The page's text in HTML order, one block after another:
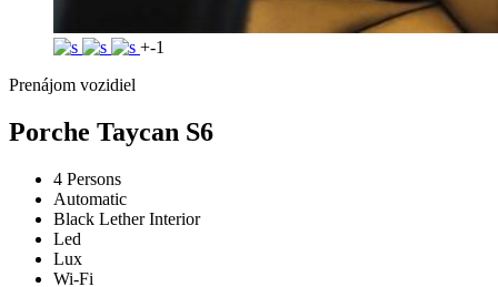
+-1
Prenájom vozidiel
Porche Taycan S6
4 Persons
Automatic
Black Lether Interior
Led
Lux
Wi-Fi